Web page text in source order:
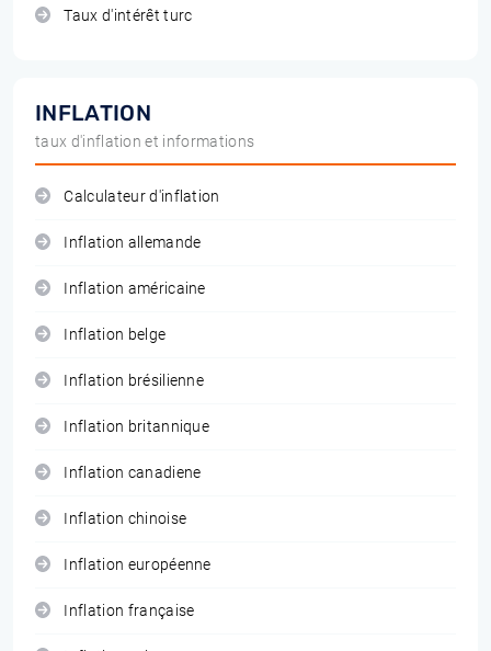
Taux d'intérêt turc
INFLATION
taux d'inflation et informations
Calculateur d'inflation
Inflation allemande
Inflation américaine
Inflation belge
Inflation brésilienne
Inflation britannique
Inflation canadiene
Inflation chinoise
Inflation européenne
Inflation française